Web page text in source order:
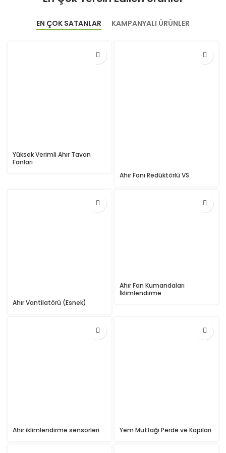
EN ÇOK SATANLAR KAMPANYALI ÜRÜNLER
Yüksek Verimli Ahır Tavan
Fanları
Ahır Fanı Redüktörlü VS
Ahır Vantilatörü (Esnek)
Ahır Fan Kumandaları
İklimlendirme
Ahır iklimlendirme sensörleri Yem Mutfağı Perde ve Kapıları